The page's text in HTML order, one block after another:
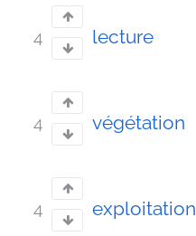
4 lecture
4 végétation
4 exploitation